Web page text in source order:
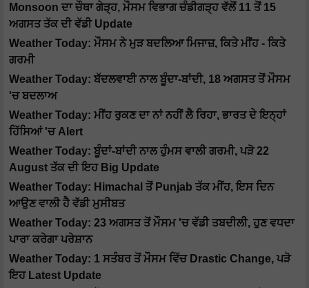
Monsoon ਦਾ ਚੌਥਾ ਗੇੜ੍ਹ, ਮੌਸਮ ਵਿਭਾਗ ਚੰਡੀਗੜ੍ਹ ਵੱਲੋਂ 11 ਤੋਂ 15
ਅਗਸਤ ਤੱਕ ਦੀ ਵੱਡੀ Update
Weather Today: ਮੌਸਮ ਨੇ ਮੁੜ ਬਦਲਿਆ ਮਿਜਾਜ਼, ਕਿਤੇ ਮੀਂਹ - ਕਿਤੇ
ਗਰਮੀ
Weather Today: ਬੱਦਲਵਾਈ ਨਾਲ ਬੂੰਦਾ-ਬਾਂਦੀ, 18 ਅਗਸਤ ਤੋਂ ਮੌਸਮ
'ਚ ਬਦਲਾਅ
Weather Today: ਮੀਂਹ ਰੁਕਣ ਦਾ ਨਾਂ ਨਹੀਂ ਲੈ ਰਿਹਾ, ਭਾਰਤ ਦੇ ਇਨ੍ਹਾਂ
ਹਿੱਸਿਆਂ 'ਚ Alert
Weather Today: ਬੂੰਦਾਂ-ਬਾਂਦੀ ਨਾਲ ਹੁੰਮਸ ਵਾਲੀ ਗਰਮੀ, ਪੜੋ 22
August ਤੱਕ ਦੀ ਇਹ Big Update
Weather Today: Himachal ਤੋਂ Punjab ਤੱਕ ਮੀਂਹ, ਇਸ ਦਿਨ
ਆਉਣ ਵਾਲੀ ਹੈ ਵੱਡੀ ਮੁਸੀਬਤ
Weather Today: 23 ਅਗਸਤ ਤੋਂ ਮੌਸਮ 'ਚ ਵੱਡੀ ਤਬਦੀਲੀ, ਹੁਣ ਵਧਦਾ
ਪਾਰਾ ਕਰੇਗਾ ਪਰੇਸ਼ਾਨ
Weather Today: 1 ਸਤੰਬਰ ਤੋਂ ਮੌਸਮ ਵਿੱਚ Drastic Change, ਪੜੋ
ਇਹ Latest Update